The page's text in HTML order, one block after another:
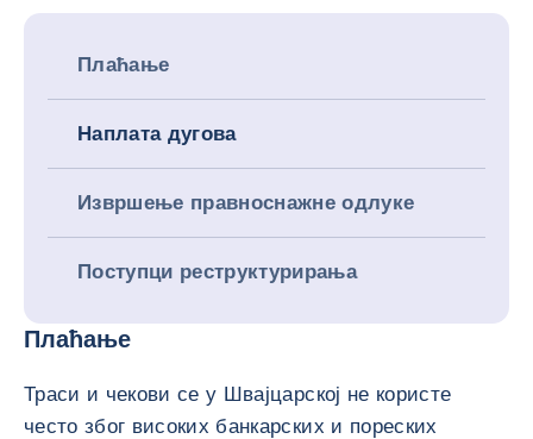
Плаћање
Наплата дугова
Извршење правноснажне одлуке
Поступци реструктурирања
Плаћање
Траси и чекови се у Швајцарској не користе
често због високих банкарских и пореских